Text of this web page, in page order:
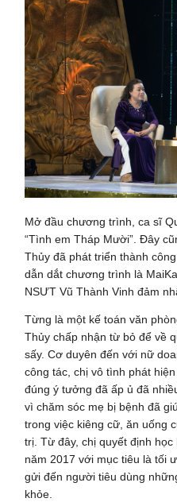
Mở đầu chương trình, ca sĩ
“Tình em Tháp Mười”. Đây
Thủy đã phát triển thành
dẫn dắt chương trình là
NSƯT Vũ Thành Vinh đảm
Từng là một kế toán văn
Thủy chấp nhận từ bỏ để về
sấy. Cơ duyên đến với nữ
công tác, chị vô tình phát
đúng ý tưởng đã ấp ủ đã
vì chăm sóc mẹ bị bệnh đã
trong việc kiêng cữ, ăn uống
trị. Từ đây, chị quyết định
năm 2017 với mục tiêu là tối
gửi đến người tiêu dùng
khỏe.